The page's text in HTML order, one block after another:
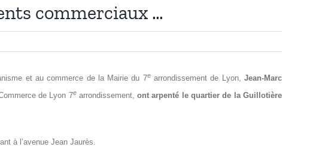
commerciaux …
et au commerce de la Mairie du 7earrondissement de Lyon, Jean-Marc
de Lyon 7earrondissement,ont arpenté le quartier de la Guillotière
à l’avenue Jean Jaurès.